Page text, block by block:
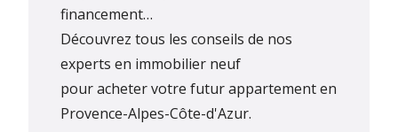
financement…
Découvrez tous les conseils de nos
experts en immobilier neuf
pour acheter votre futur appartement en
Provence-Alpes-Côte-d'Azur.